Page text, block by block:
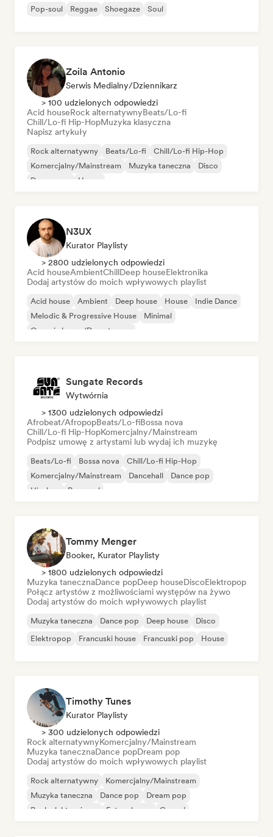
Pop-soul
Reggae Shoegaze Soul
Zoila Antonio
Serwis Medialny/Dziennikarz
> 100 udzielonych odpowiedzi
Acid houseRock alternatywnyBeats/Lo-fi
Chill/Lo-fi Hip-HopMuzyka klasyczna
Napisz artykuły
Rock alternatywny Beats/Lo-fi
Chill/Lo-fi Hip-Hop
Komercjalny/Mainstream
Muzyka taneczna
Disco
Dream pop
House
N3UX
Kurator Playlisty
> 2800 udzielonych odpowiedzi
Acid houseAmbientChillDeep houseElektronika
Dodaj artystów do moich wpływowych playlist
Acid house Ambient Deep house House
Indie Dance
Melodic & Progressive House
Minimal
Organic house/Downtempo
Sungate Records
Wytwórnia
> 1300 udzielonych odpowiedzi
Afrobeat/AfropopBeats/Lo-fiBossa nova
Chill/Lo-fi Hip-HopKomercjalny/Mainstream
Podpisz umowę z artystami lub wydaj ich muzykę
Beats/Lo-fi Bossa nova
Chill/Lo-fi Hip-Hop
Komercjalny/Mainstream
Dancehall
Dance pop
Hip-hop
Pop-soul
Tommy Menger
Booker, Kurator Playlisty
> 1800 udzielonych odpowiedzi
Muzyka tanecznaDance popDeep houseDiscoElektropop
Połącz artystów z możliwościami występów na żywo
Dodaj artystów do moich wpływowych playlist
Muzyka taneczna Dance pop Deep house
Disco
Elektropop
Francuski house Francuski pop House
Timothy Tunes
Kurator Playlisty
> 300 udzielonych odpowiedzi
Rock alternatywnyKomercjalny/Mainstream
Muzyka tanecznaDance popDream pop
Dodaj artystów do moich wpływowych playlist
Rock alternatywny
Komercjalny/Mainstream
Muzyka taneczna
Dance pop
Dream pop
Rock elektroniczny
Future house Gospel